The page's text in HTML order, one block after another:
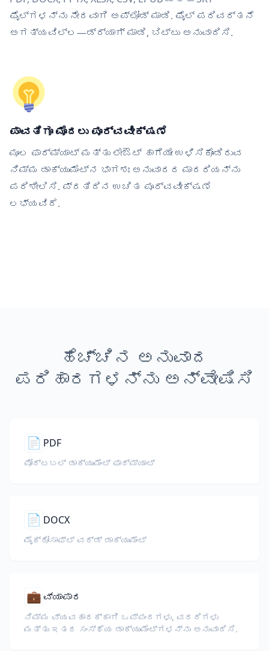
ಫೈಲ್‌ಗಳನ್ನು ನೇರವಾಗಿ ಅಪ್ಲೋಡ್ ಮಾಡಿ. ಫೈಲ್ ಪರಿವರ್ತನೆ
ಅಗತ್ಯವಿಲ್ಲ—ಡ್ರ್ಯಾಗ್ ಮಾಡಿ, ಬಿಟ್ಟು ಅನುವಾದಿಸಿ.
ಪಾವತಿಗೂ ಮೊದಲು ಪೂರ್ವವೀಕ್ಷಣೆ
ಮೂಲ ಫಾರ್ಮ್ಯಾಟ್ ಮತ್ತು ಲೇಔಟ್ ಹಾಗೆಯೇ ಉಳಿಸಿಕೊಂಡಿರುವ
ನಿಮ್ಮ ಡಾಕ್ಯುಮೆಂಟ್‌ನ ಭಾಗಶಃ ಅನುವಾದದ ಮಾದರಿಯನ್ನು
ಪರಿಶೀಲಿಸಿ. ಪ್ರತಿದಿನ ಉಚಿತ ಪೂರ್ವವೀಕ್ಷಣೆ
ಲಭ್ಯವಿದೆ.
ಹೆಚ್ಚಿನ ಅನುವಾದ
ಪರಿಹಾರಗಳನ್ನು ಅನ್ವೇಷಿಸಿ
📄 PDF
ಪೋರ್ಟಬಲ್ ಡಾಕ್ಯುಮೆಂಟ್ ಫಾರ್ಮ್ಯಾಟ್
📄 DOCX
ಮೈಕ್ರೋಸಾಫ್ಟ್ ವರ್ಡ್ ಡಾಕ್ಯುಮೆಂಟ್
💼 ವ್ಯಾಪಾರ
ನಿಮ್ಮ ವ್ಯವಹಾರಕ್ಕಾಗಿ ಒಪ್ಪಂದಗಳು, ವರದಿಗಳು
ಮತ್ತು ಇತರ ಸಂಸ್ಥೆಯ ಡಾಕ್ಯುಮೆಂಟ್‌ಗಳನ್ನು ಅನುವಾದಿಸಿ.